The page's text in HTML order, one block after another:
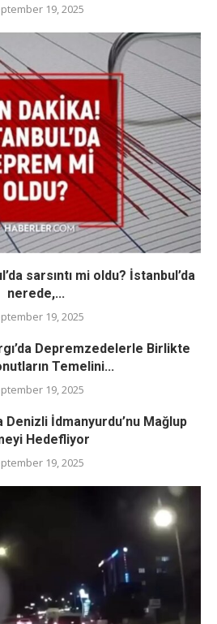
19, 2025
sarsıntı mi oldu? İstanbul’da
nerede,...
19, 2025
Depremzedelerle Birlikte
Temelini...
19, 2025
Denizli İdmanyurdu’nu Mağlup
Hedefliyor
19, 2025